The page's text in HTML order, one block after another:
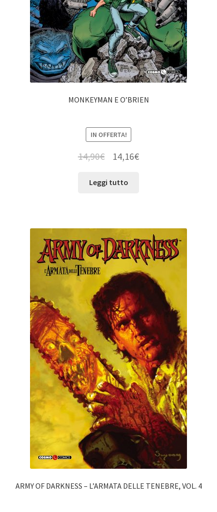
MONKEYMAN E O’BRIEN
IN OFFERTA!
14,90€ 14,16€
Leggi tutto
ARMY OF DARKNESS – L’ARMATA DELLE TENEBRE, VOL. 4